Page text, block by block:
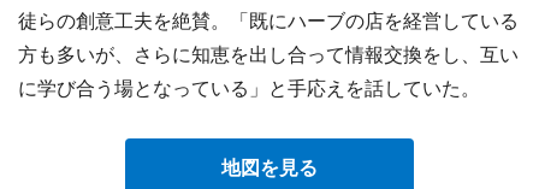
徒らの創意工夫を絶賛。「既にハーブの店を経営している
方も多いが、さらに知恵を出し合って情報交換をし、互い
に学び合う場となっている」と手応えを話していた。
地図を見る